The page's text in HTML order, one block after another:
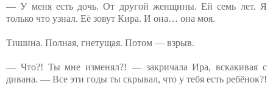
— У меня есть дочь. От другой женщины. Ей семь лет. Я
только что узнал. Её зовут Кира. И она… она моя.
Тишина. Полная, гнетущая. Потом — взрыв.
— Что?! Ты мне изменял?! — закричала Ира, вскакивая с
дивана. — Все эти годы ты скрывал, что у тебя есть ребёнок?!